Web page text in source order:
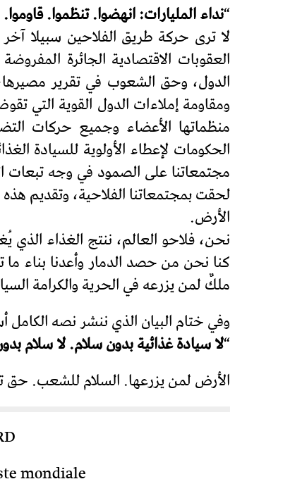
“نداء المليارات: انهضوا. تنظموا.
لا ترى حركة طريق الفلاحين سبيلا
العقوبات الاقتصادية الجائرة
الدول، وحق الشعوب في تقرير مصيرها،
ومقاومة إملاءات الدول القوية
منظماتها الأعضاء وجميع حركات
الحكومات لإعطاء الأولوية للسيادة
مجتمعاتنا على الصمود في وجه تبعات
لحقت بمجتمعاتنا الفلاحية، وتقديم
الأرض.
نحن، فلاحو العالم، ننتج الغذاء
كنا نحن من حصد الدمار وأعدنا بناء
ملكٌ لمن يزرعه في الحرية والكرامة
وفي ختام البيان الذي ننشر نصه
“لا سيادة غذائية بدون سلام. لا سلام
الأرض لمن يزرعها. السلام للشعب. حق
mondiale